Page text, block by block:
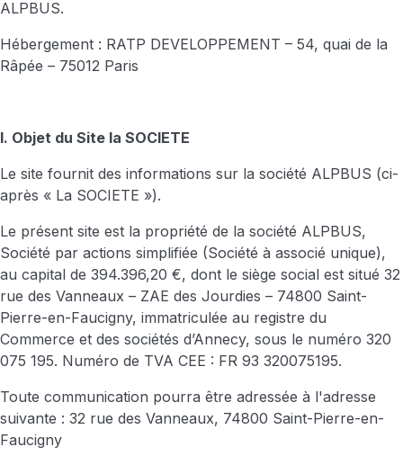
ALPBUS.
Hébergement : RATP DEVELOPPEMENT – 54, quai de la
Râpée – 75012 Paris
I. Objet du Site la SOCIETE
Le site fournit des informations sur la société ALPBUS (ci-
après « La SOCIETE »).
Le présent site est la propriété de la société ALPBUS,
Société par actions simplifiée (Société à associé unique),
au capital de 394.396,20 €, dont le siège social est situé 32
rue des Vanneaux – ZAE des Jourdies – 74800 Saint-
Pierre-en-Faucigny, immatriculée au registre du
Commerce et des sociétés d’Annecy, sous le numéro 320
075 195. Numéro de TVA CEE : FR 93 320075195.
Toute communication pourra être adressée à l'adresse
suivante : 32 rue des Vanneaux, 74800 Saint-Pierre-en-
Faucigny